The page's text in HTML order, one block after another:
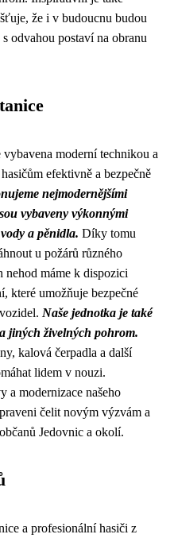
že i v budoucnu budou
odvahou postaví na obranu
moderní technikou a
efektivně a bezpečně
nejmodernějšími
vybaveny výkonnými
a pěnidla. Díky tomu
u požárů různého
nehod máme k dispozici
které umožňuje bezpečné
Naše jednotka je také
jiných živelných pohrom.
kalová čerpadla a další
lidem v nouzi.
a modernizace našeho
čelit novým výzvám a
Jedovnic a okolí.
a profesionální hasiči z